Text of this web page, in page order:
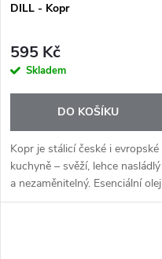
DILL - Kopr
595 Kč
Skladem
DO KOŠÍKU
Kopr je stálicí české i evropské
kuchyně – svěží, lehce nasládlý
a nezaměnitelný. Esenciální olej
Dill+ přináší jeho typickou chuť